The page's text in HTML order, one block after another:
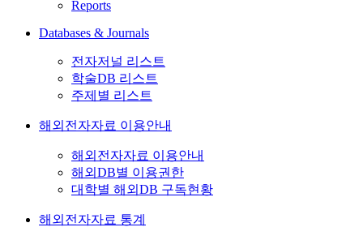
Reports
Databases & Journals
전자저널 리스트
학술DB 리스트
주제별 리스트
해외전자자료 이용안내
해외전자자료 이용안내
해외DB별 이용권한
대학별 해외DB 구독현황
해외전자자료 통계